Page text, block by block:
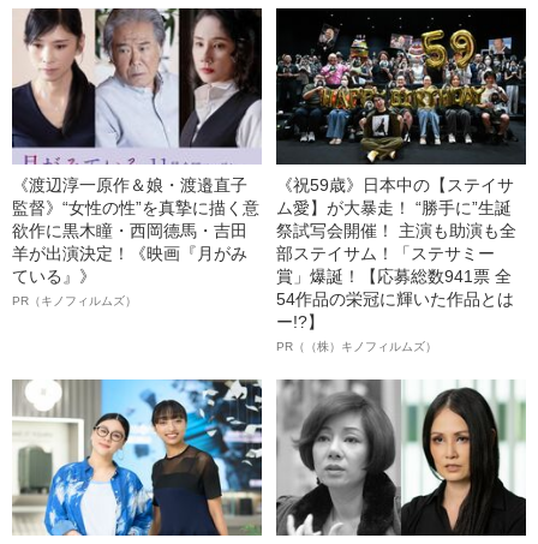
《渡辺淳一原作＆娘・渡邉直子
監督》“女性の性”を真摯に描く意
欲作に黒木瞳・西岡德馬・吉田
羊が出演決定！《映画『月がみ
ている』》
PR（キノフィルムズ）
《祝59歳》日本中の【ステイサ
ム愛】が大暴走！ “勝手に”生誕
祭試写会開催！ 主演も助演も全
部ステイサム！「ステサミー
賞」爆誕！【応募総数941票 全
54作品の栄冠に輝いた作品とは
ー!?】
PR（（株）キノフィルムズ）